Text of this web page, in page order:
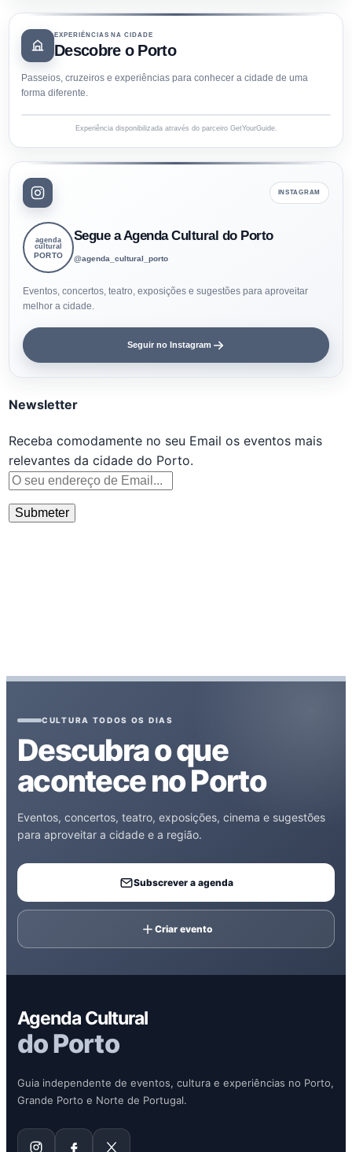
EXPERIÊNCIAS NA CIDADE
Descobre o Porto
Passeios, cruzeiros e experiências para conhecer a cidade de uma
forma diferente.
Experiência disponibilizada através do parceiro GetYourGuide.
INSTAGRAM
agenda
cultural
PORTO
Segue a Agenda Cultural do Porto
@agenda_cultural_porto
Eventos, concertos, teatro, exposições e sugestões para aproveitar
melhor a cidade.
Seguir no Instagram
Newsletter
Receba comodamente no seu Email os eventos mais
relevantes da cidade do Porto.
CULTURA TODOS OS DIAS
Descubra o que
acontece no Porto
Eventos, concertos, teatro, exposições, cinema e sugestões
para aproveitar a cidade e a região.
Subscrever a agenda
Criar evento
Agenda Cultural
do Porto
Guia independente de eventos, cultura e experiências no Porto,
Grande Porto e Norte de Portugal.